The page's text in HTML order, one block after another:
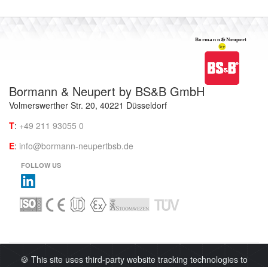
🍪 This site uses third-party website tracking technologies to
Bormann & Neupert by BS&B GmbH
Volmerswerther Str. 20, 40221 Düsseldorf
T: +49 211 93055 0
E: info@bormann-neupertbsb.de
FOLLOW US
IMPRESSUM